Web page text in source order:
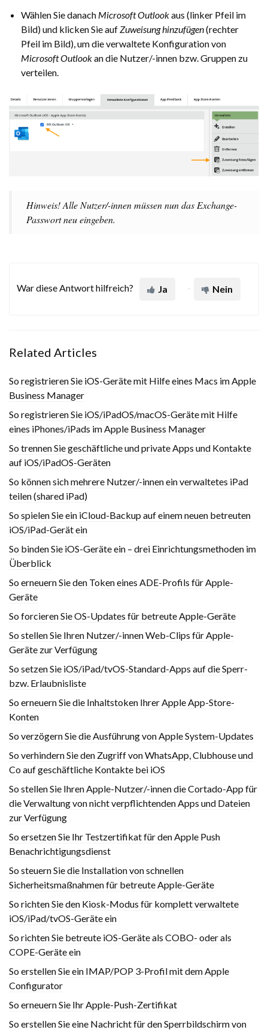
Wählen Sie danach Microsoft Outlookaus (linker Pfeil im
Bild) und klicken Sie aufZuweisung hinzufügen(rechter
Pfeil im Bild), um die verwaltete Konfiguration von
Microsoft Outlookan die Nutzer/-innen bzw. Gruppen zu
verteilen.
Hinweis! Alle Nutzer/-innen müssen nun das Exchange-
Passwort neu eingeben.
War diese Antwort hilfreich? Ja Nein
Related Articles
So registrieren Sie iOS-Geräte mit Hilfe eines Macs im Apple
Business Manager
So registrieren Sie iOS/iPadOS/macOS-Geräte mit Hilfe
eines iPhones/iPads im Apple Business Manager
So trennen Sie geschäftliche und private Apps und Kontakte
auf iOS/iPadOS-Geräten
So können sich mehrere Nutzer/-innen ein verwaltetes iPad
teilen (shared iPad)
So spielen Sie ein iCloud-Backup auf einem neuen betreuten
iOS/iPad-Gerät ein
So binden Sie iOS-Geräte ein – drei Einrichtungsmethoden im
Überblick
So erneuern Sie den Token eines ADE-Profils für Apple-
Geräte
So forcieren Sie OS-Updates für betreute Apple-Geräte
So stellen Sie Ihren Nutzer/-innen Web-Clips für Apple-
Geräte zur Verfügung
So setzen Sie iOS/iPad/tvOS-Standard-Apps auf die Sperr-
bzw. Erlaubnisliste
So erneuern Sie die Inhaltstoken Ihrer Apple App-Store-
Konten
So verzögern Sie die Ausführung von Apple System-Updates
So verhindern Sie den Zugriff von WhatsApp, Clubhouse und
Co auf geschäftliche Kontakte bei iOS
So stellen Sie Ihren Apple-Nutzer/-innen die Cortado-App für
die Verwaltung von nicht verpflichtenden Apps und Dateien
zur Verfügung
So ersetzen Sie Ihr Testzertifikat für den Apple Push
Benachrichtigungsdienst
So steuern Sie die Installation von schnellen
Sicherheitsmaßnahmen für betreute Apple-Geräte
So richten Sie den Kiosk-Modus für komplett verwaltete
iOS/iPad/tvOS-Geräte ein
So richten Sie betreute iOS-Geräte als COBO- oder als
COPE-Geräte ein
So erstellen Sie ein IMAP/POP 3-Profil mit dem Apple
Configurator
So erneuern Sie Ihr Apple-Push-Zertifikat
So erstellen Sie eine Nachricht für den Sperrbildschirm von